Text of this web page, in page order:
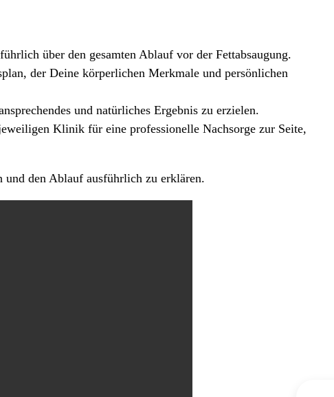
über den gesamten Ablauf vor der Fettabsaugung.
der Deine körperlichen Merkmale und persönlichen
und natürliches Ergebnis zu erzielen.
Klinik für eine professionelle Nachsorge zur Seite,
den Ablauf ausführlich zu erklären.